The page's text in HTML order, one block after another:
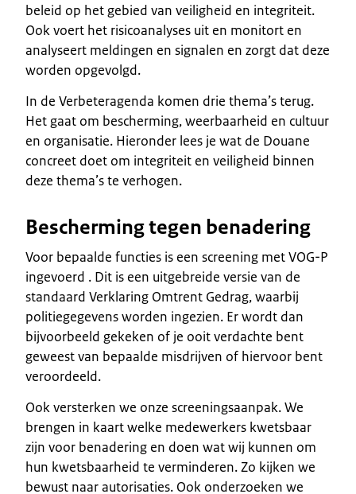
beleid op het gebied van veiligheid en integriteit.
Ook voert het risicoanalyses uit en monitort en
analyseert meldingen en signalen en zorgt dat deze
worden opgevolgd.
In de Verbeteragenda komen drie thema’s terug.
Het gaat om bescherming, weerbaarheid en cultuur
en organisatie. Hieronder lees je wat de Douane
concreet doet om integriteit en veiligheid binnen
deze thema’s te verhogen.
Bescherming tegen benadering
Voor bepaalde functies is een screening met VOG-P
ingevoerd . Dit is een uitgebreide versie van de
standaard Verklaring Omtrent Gedrag, waarbij
politiegegevens worden ingezien. Er wordt dan
bijvoorbeeld gekeken of je ooit verdachte bent
geweest van bepaalde misdrijven of hiervoor bent
veroordeeld.
Ook versterken we onze screeningsaanpak. We
brengen in kaart welke medewerkers kwetsbaar
zijn voor benadering en doen wat wij kunnen om
hun kwetsbaarheid te verminderen. Zo kijken we
bewust naar autorisaties. Ook onderzoeken we